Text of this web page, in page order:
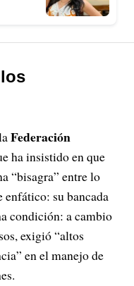
Federación
ha insistido en que
“bisagra” entre lo
su bancada
condición: a cambio
exigió “altos
en el manejo de